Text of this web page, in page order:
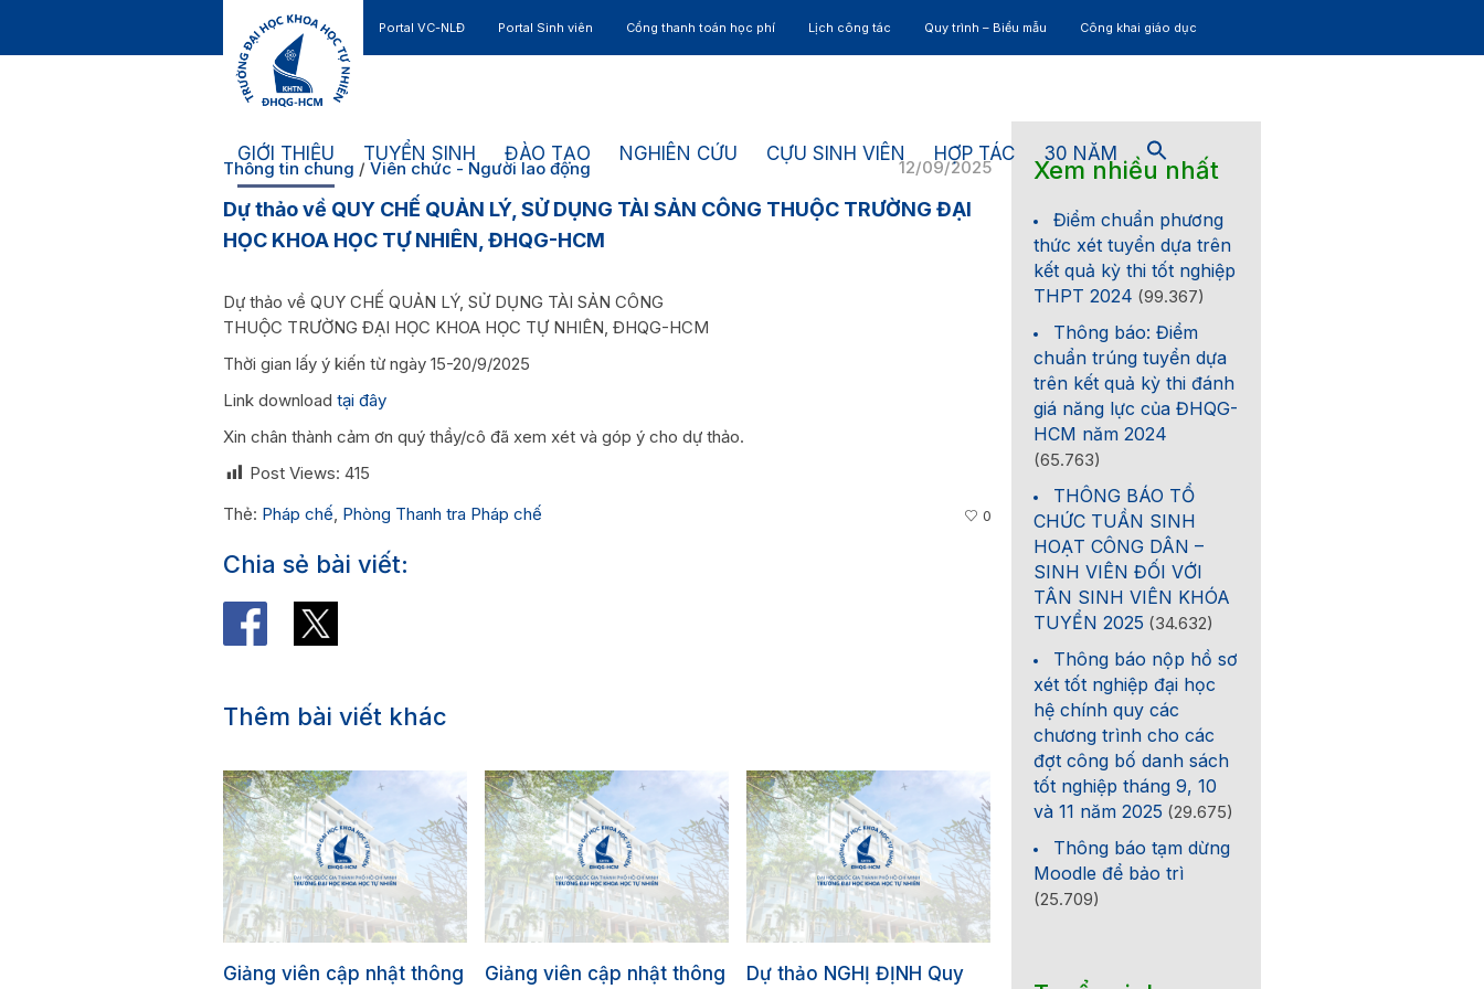
Portal VC-NLĐ Portal Sinh viên Cổng thanh toán học phí Lịch công tác Quy trình – Biểu mẫu Công khai giáo dục
GIỚI THIỆU TUYỂN SINH ĐÀO TẠO NGHIÊN CỨU CỰU SINH VIÊN HỢP TÁC 30 NĂM
12/09/2025
Thông tin chung / Viên chức - Người lao động
Dự thảo về QUY CHẾ QUẢN LÝ, SỬ DỤNG TÀI SẢN CÔNG THUỘC TRƯỜNG ĐẠI
HỌC KHOA HỌC TỰ NHIÊN, ĐHQG-HCM
Dự thảo về QUY CHẾ QUẢN LÝ, SỬ DỤNG TÀI SẢN CÔNG
THUỘC TRƯỜNG ĐẠI HỌC KHOA HỌC TỰ NHIÊN, ĐHQG-HCM
Thời gian lấy ý kiến từ ngày 15-20/9/2025
Link download tại đây
Xin chân thành cảm ơn quý thầy/cô đã xem xét và góp ý cho dự thảo.
Post Views: 415
Thẻ: Pháp chế, Phòng Thanh tra Pháp chế 0
Chia sẻ bài viết:
Thêm bài viết khác
Giảng viên cập nhật thông Giảng viên cập nhật thông Dự thảo NGHỊ ĐỊNH Quy CÔNG BỐ KẾT QUẢ CUỘC
Xem nhiều nhất
Điểm chuẩn phương
thức xét tuyển dựa trên
kết quả kỳ thi tốt nghiệp
THPT 2024 (99.367)
Thông báo: Điểm
chuẩn trúng tuyển dựa
trên kết quả kỳ thi đánh
giá năng lực của ĐHQG-
HCM năm 2024
(65.763)
THÔNG BÁO TỔ
CHỨC TUẦN SINH
HOẠT CÔNG DÂN –
SINH VIÊN ĐỐI VỚI
TÂN SINH VIÊN KHÓA
TUYỂN 2025 (34.632)
Thông báo nộp hồ sơ
xét tốt nghiệp đại học
hệ chính quy các
chương trình cho các
đợt công bố danh sách
tốt nghiệp tháng 9, 10
và 11 năm 2025 (29.675)
Thông báo tạm dừng
Moodle để bảo trì
(25.709)